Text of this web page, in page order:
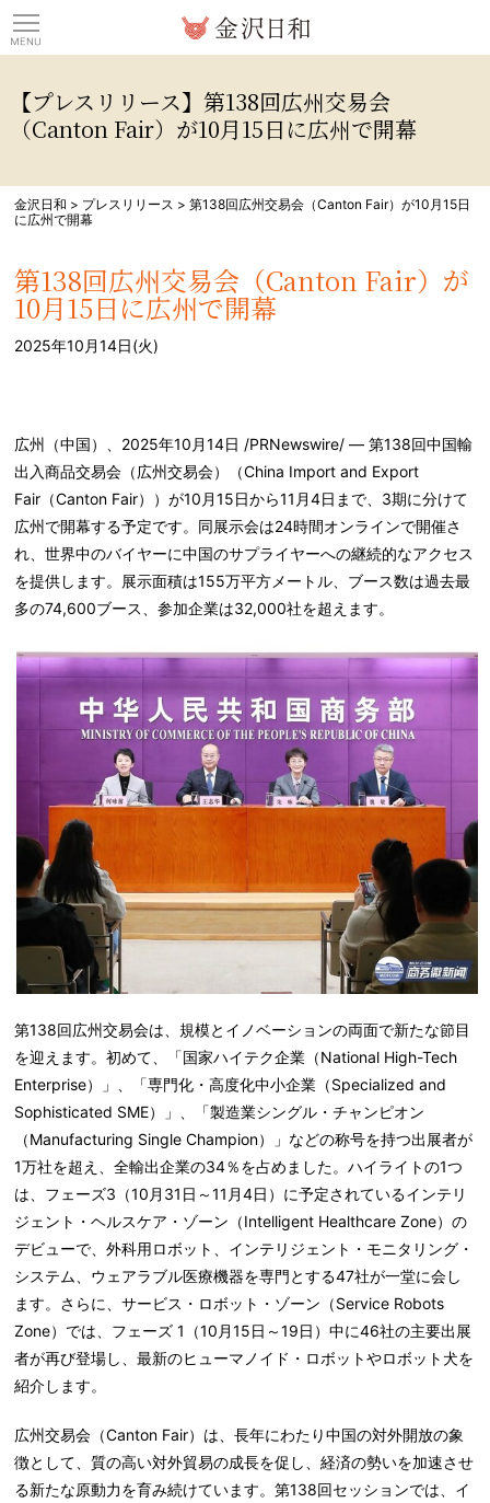
【プレスリリース】第138回広州交易会
（Canton Fair）が10月15日に広州で開幕
金沢日和 > プレスリリース >第138回広州交易会（Canton Fair）が10月15日
に広州で開幕
第138回広州交易会（Canton Fair）が
10月15日に広州で開幕
2025年10月14日(火)
広州（中国）、 2025年10 月14日 /PRNewswire/ —第138回中国輸
出入商品交易会（広州交易会）（China Import and Export
Fair （Canton Fair））が10 月15日から11 月4日まで、 3期に分けて
広州で開幕する予定です。同展示会は24時間オンラインで開催さ
れ、世界中のバイヤーに中国のサプライヤーへの継続的なアクセス
を提供します。展示面積は155万平方メートル、ブース数は過去最
多の74,600ブース、参加企業は32,000社を超えます。
第138回広州交易会は、規模とイノベーションの両面で新たな節目
を迎えます。初めて、「国家ハイテク企業（National High-Tech
Enterprise）」、「専門化・高度化中小企業（Specialized and
Sophisticated SME）」、「製造業シングル・チャンピオン
（Manufacturing Single Champion）」などの称号を持つ出展者が
1万社を超え、全輸出企業の34％を占めました。ハイライトの1つ
は、フェーズ3 （10 月 31 日～11 月4日）に予定されているインテリ
ジェント・ヘルスケア・ゾーン（Intelligent Healthcare Zone）の
デビューで、外科用ロボット、インテリジェント・モニタリング・
システム、ウェアラブル医療機器を専門とする47社が一堂に会し
ます。さらに、サービス・ロボット・ゾーン（Service Robots
Zone）では、フェーズ 1 （10 月15日～19日）中に46社の主要出展
者が再び登場し、最新のヒューマノイド・ロボットやロボット犬を
紹介します。
広州交易会（Canton Fair）は、長年にわたり中国の対外開放の象
徴として、質の高い対外貿易の成長を促し、経済の勢いを加速させ
る新たな原動力を育み続けています。第138回セッションでは、イ